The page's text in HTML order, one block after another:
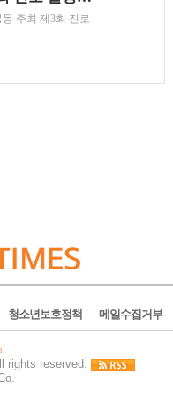
주최 제3회 진로
청소년보호정책 메일수집거부
rights reserved.